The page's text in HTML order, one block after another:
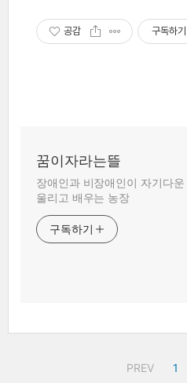
공감 구독하기
꿈이자라는뜰
장애인과 비장애인이 자기다운
울리고 배우는 농장
구독하기
PREV 1